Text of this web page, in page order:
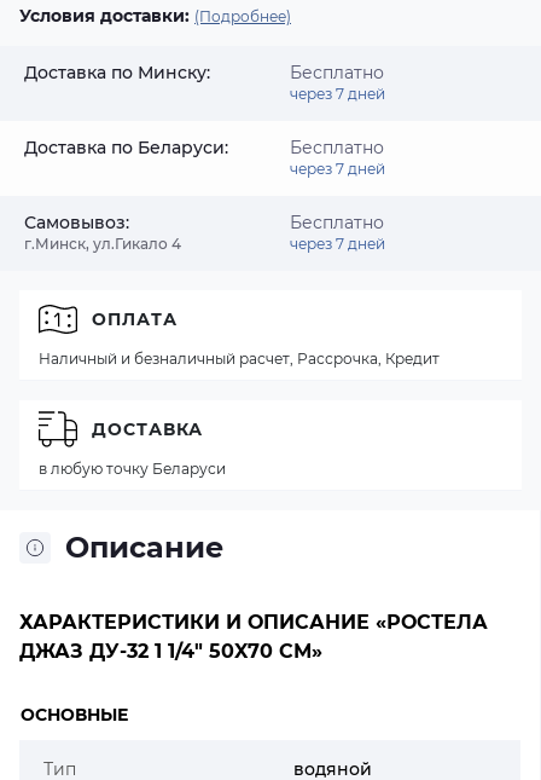
Условия доставки: (Подробнее)
Доставка по Минску: Бесплатно
через 7 дней
Доставка по Беларуси: Бесплатно
через 7 дней
Самовывоз:
г.Минск, ул.Гикало 4
Бесплатно
через 7 дней
Описание
ХАРАКТЕРИСТИКИ И ОПИСАНИЕ «РОСТЕЛА
ДЖАЗ ДУ-32 1 1/4" 50X70 СМ»
ОСНОВНЫЕ
Тип водяной
ОПЛАТА
Наличный и безналичный расчет, Рассрочка, Кредит
ДОСТАВКА
в любую точку Беларуси